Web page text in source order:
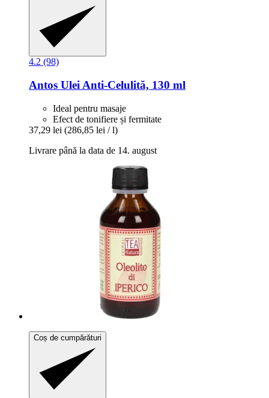
4.2 (98)
Antos Ulei Anti-​Celulită, 130 ml
Ideal pentru masaje
Efect de tonifiere și fermitate
37,29 lei (286,85 lei / l)
Livrare până la data de 14. august
Coș de cumpărături